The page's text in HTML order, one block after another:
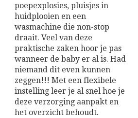
poepexplosies, pluisjes in
huidplooien en een
wasmachine die non-stop
draait. Veel van deze
praktische zaken hoor je pas
wanneer de baby er al is. Had
niemand dit even kunnen
zeggen!!! Met een flexibele
instelling leer je al snel hoe je
deze verzorging aanpakt en
het overzicht behoudt.